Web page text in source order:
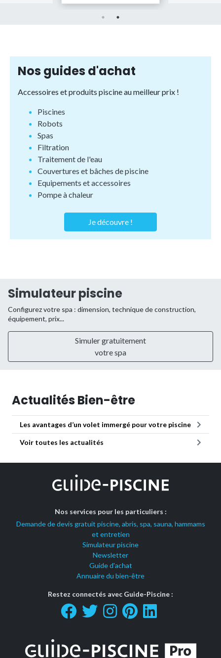
Nos guides d'achat
Accessoires et produits piscine au meilleur prix !
Piscines
Robots
Spas
Filtration
Traitement de l'eau
Couvertures et bâches de piscine
Equipements et accessoires
Pompe à chaleur
Je découvre !
Simulateur piscine
Configurez votre spa : dimension, technique de construction,
équipement, prix...
Simuler gratuitement
votre spa
Actualités Bien-être
Les avantages d’un volet immergé pour votre piscine
Voir toutes les actualités
Nos services pour les particuliers :
Demande de devis gratuit piscine, abris, spa, sauna, hammams
et entretien
Simulateur piscine
Newsletter
Guide d'achat
Annuaire du bien-être
Restez connectés avec Guide-Piscine :